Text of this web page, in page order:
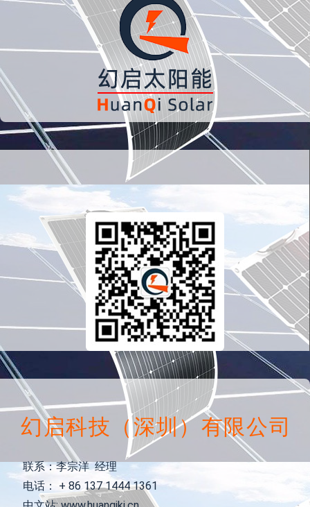
幻启科技（深圳）有限公司
联系：李宗洋 经理
电话： + 86 137 1444 1361